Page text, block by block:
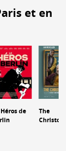
et en
de
The